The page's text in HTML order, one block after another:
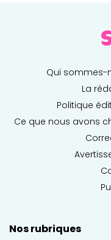
Qui sommes-
La
Politique
Ce que nous avons
Nos rubriques